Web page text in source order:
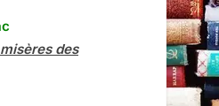
des